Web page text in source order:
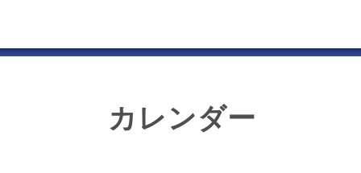
カレンダー